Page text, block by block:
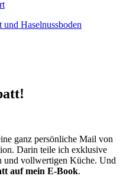
Haselnussboden
ganz persönliche Mail von
Darin teile ich exklusive
und vollwertigen Küche. Und
auf mein E-Book.